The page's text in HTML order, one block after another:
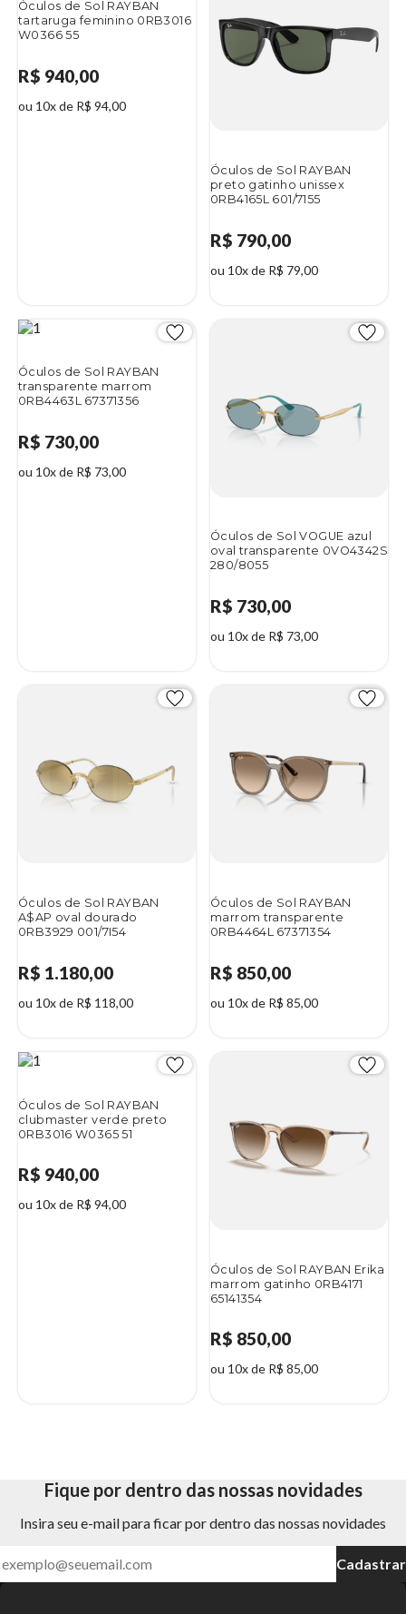
Óculos de Sol RAYBAN
tartaruga feminino 0RB3016
W0366 55
R$ 940,00
ou 10x de R$ 94,00
Óculos de Sol RAYBAN
preto gatinho unissex
0RB4165L 601/7155
R$ 790,00
ou 10x de R$ 79,00
Óculos de Sol RAYBAN
transparente marrom
0RB4463L 67371356
R$ 730,00
ou 10x de R$ 73,00
Óculos de Sol VOGUE azul
oval transparente 0VO4342S
280/8055
R$ 730,00
ou 10x de R$ 73,00
Óculos de Sol RAYBAN
A$AP oval dourado
0RB3929 001/7I54
R$ 1.180,00
ou 10x de R$ 118,00
Óculos de Sol RAYBAN
marrom transparente
0RB4464L 67371354
R$ 850,00
ou 10x de R$ 85,00
Óculos de Sol RAYBAN
clubmaster verde preto
0RB3016 W0365 51
R$ 940,00
ou 10x de R$ 94,00
Óculos de Sol RAYBAN Erika
marrom gatinho 0RB4171
65141354
R$ 850,00
ou 10x de R$ 85,00
Fique por dentro das nossas novidades
Insira seu e-mail para ficar por dentro das nossas novidades
Cadastrar